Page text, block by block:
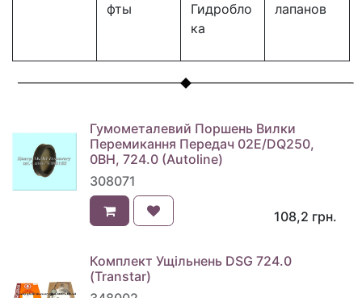
фты
Гидробло
ка
лапанов
Гумометалевий Поршень Вилки
Перемикання Передач 02E/DQ250,
0BH, 724.0 (Autoline)
308071
108,2 грн.
Комплект Ущільнень DSG 724.0
(Transtar)